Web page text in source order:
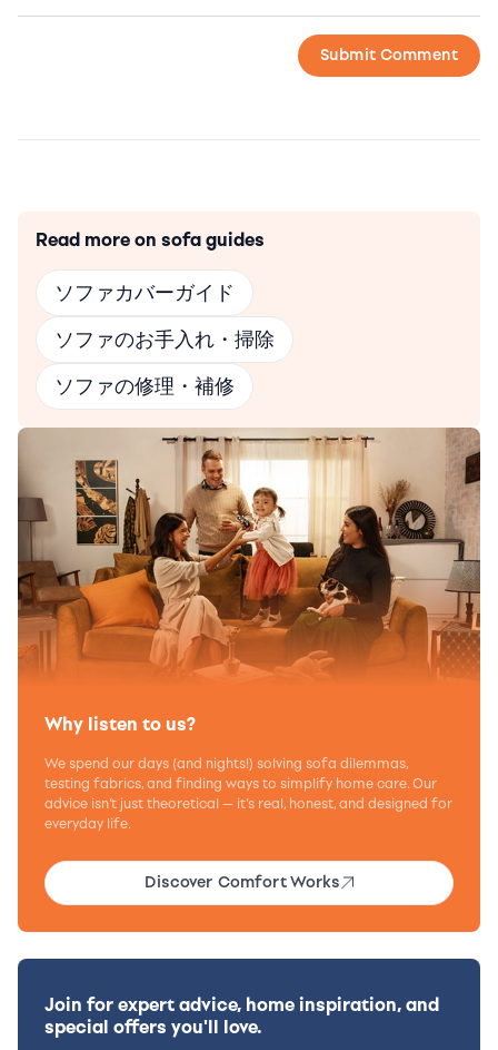
Read more on sofa guides
ソファカバーガイド
ソファのお手入れ・掃除
ソファの修理・補修
Why listen to us?
We spend our days (and nights!) solving sofa dilemmas,
testing fabrics, and finding ways to simplify home care. Our
advice isn’t just theoretical — it’s real, honest, and designed for
everyday life.
Discover Comfort Works
Join for expert advice, home inspiration, and
special offers you'll love.